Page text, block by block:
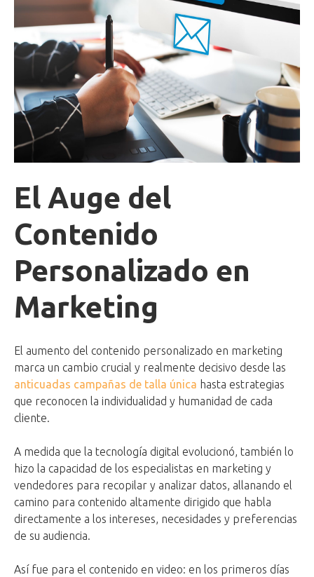
El Auge del
Contenido
Personalizado en
Marketing
El aumento del contenido personalizado en marketing
marca un cambio crucial y realmente decisivo desde las
anticuadas campañas de talla única hasta estrategias
que reconocen la individualidad y humanidad de cada
cliente.
A medida que la tecnología digital evolucionó, también lo
hizo la capacidad de los especialistas en marketing y
vendedores para recopilar y analizar datos, allanando el
camino para contenido altamente dirigido que habla
directamente a los intereses, necesidades y preferencias
de su audiencia.
Así fue para el contenido en video: en los primeros días